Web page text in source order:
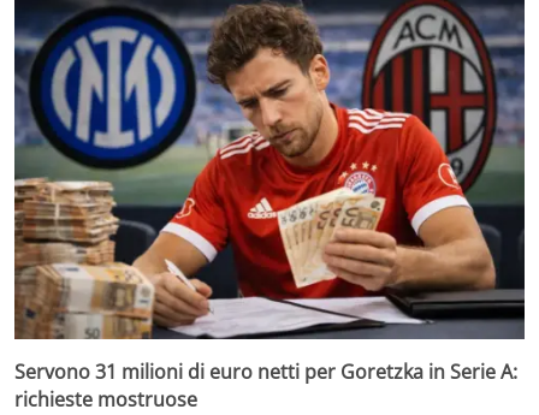
Servono 31 milioni di euro netti per Goretzka in Serie A:
richieste mostruose